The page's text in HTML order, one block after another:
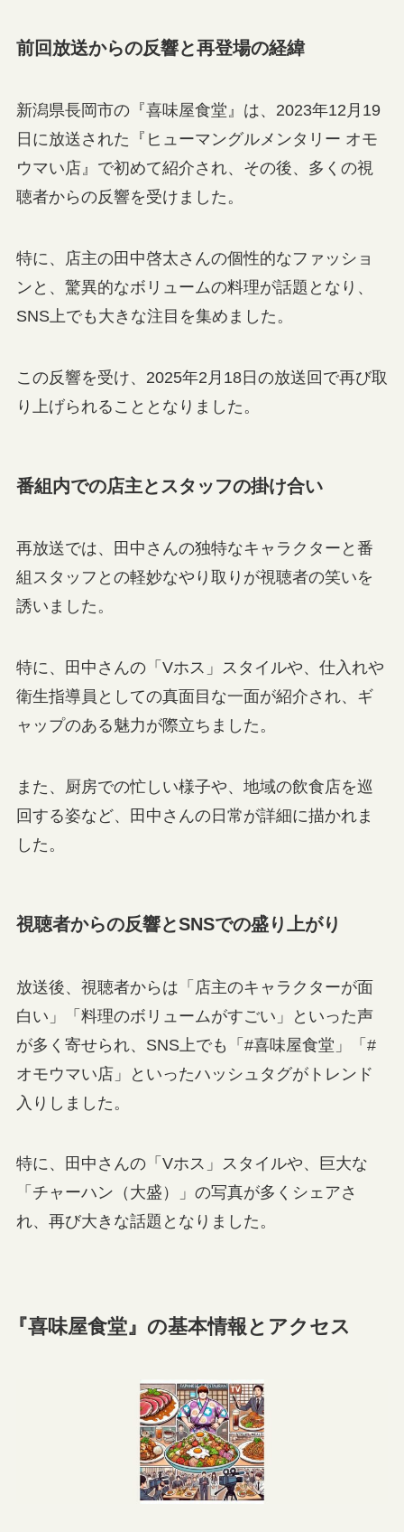
前回放送からの反響と再登場の経緯
新潟県長岡市の『喜味屋食堂』は、2023年12月19
日に放送された『ヒューマングルメンタリー オモ
ウマい店』で初めて紹介され、その後、多くの視
聴者からの反響を受けました。
特に、店主の田中啓太さんの個性的なファッショ
ンと、驚異的なボリュームの料理が話題となり、
SNS上でも大きな注目を集めました。
この反響を受け、2025年2月18日の放送回で再び取
り上げられることとなりました。
番組内での店主とスタッフの掛け合い
再放送では、田中さんの独特なキャラクターと番
組スタッフとの軽妙なやり取りが視聴者の笑いを
誘いました。
特に、田中さんの「Vホス」スタイルや、仕入れや
衛生指導員としての真面目な一面が紹介され、ギ
ャップのある魅力が際立ちました。
また、厨房での忙しい様子や、地域の飲食店を巡
回する姿など、田中さんの日常が詳細に描かれま
した。
視聴者からの反響とSNSでの盛り上がり
放送後、視聴者からは「店主のキャラクターが面
白い」「料理のボリュームがすごい」といった声
が多く寄せられ、SNS上でも「#喜味屋食堂」「#
オモウマい店」といったハッシュタグがトレンド
入りしました。
特に、田中さんの「Vホス」スタイルや、巨大な
「チャーハン（大盛）」の写真が多くシェアさ
れ、再び大きな話題となりました。
『喜味屋食堂』の基本情報とアクセス